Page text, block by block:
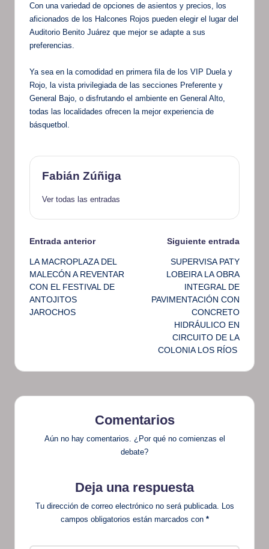
Con una variedad de opciones de asientos y precios, los
aficionados de los Halcones Rojos pueden elegir el lugar del
Auditorio Benito Juárez que mejor se adapte a sus
preferencias.
Ya sea en la comodidad en primera fila de los VIP Duela y
Rojo, la vista privilegiada de las secciones Preferente y
General Bajo, o disfrutando el ambiente en General Alto,
todas las localidades ofrecen la mejor experiencia de
básquetbol.
Fabián Zúñiga
Ver todas las entradas
Navegación
de
entradas
Entrada anterior
LA MACROPLAZA DEL
MALECÓN A REVENTAR
CON EL FESTIVAL DE
ANTOJITOS
JAROCHOS
Siguiente entrada
SUPERVISA PATY
LOBEIRA LA OBRA
INTEGRAL DE
PAVIMENTACIÓN CON
CONCRETO
HIDRÁULICO EN
CIRCUITO DE LA
COLONIA LOS RÍOS
Comentarios
Aún no hay comentarios. ¿Por qué no comienzas el
debate?
Deja una respuesta
Tu dirección de correo electrónico no será publicada. Los
campos obligatorios están marcados con *